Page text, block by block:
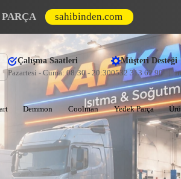
sahibinden.com
Çalışma Saatleri
Pazartesi - Cuma: 08:30 - 20:30
Müşteri Desteği
0532 313 62 90
Demmon Coolman Yedek Parça